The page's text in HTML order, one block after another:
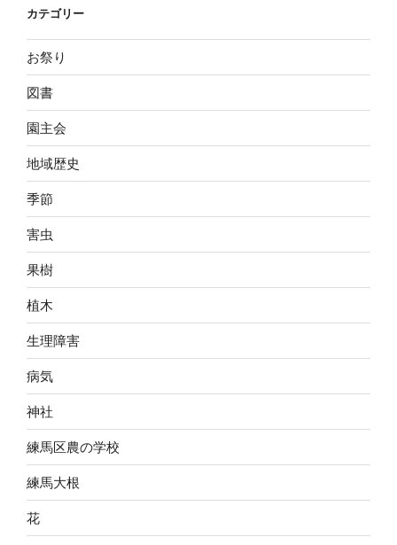
カテゴリー
お祭り
図書
園主会
地域歴史
季節
害虫
果樹
植木
生理障害
病気
神社
練馬区農の学校
練馬大根
花